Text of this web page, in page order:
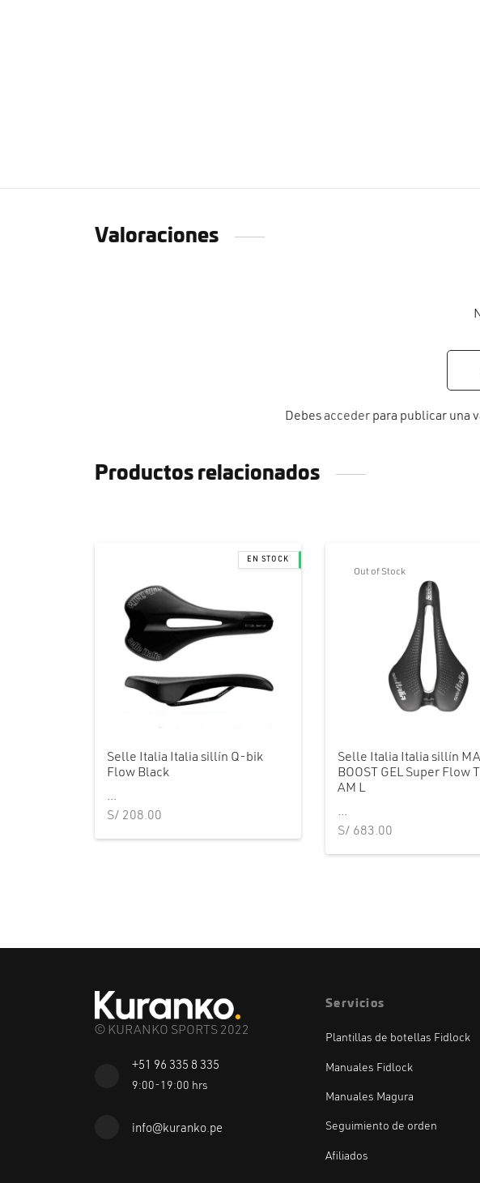
Valoraciones
Debesacceder para publicar una
Productos relacionados
Selle Italia Italia sillín Q-bik
Flow Black
...
S/ 208.00
Out of Stock
Selle Italia Italia sillín
BOOST GEL Super Flow
AM L
...
S/ 683.00
© KURANKO SPORTS 2022
+51 96 335 8 335
9:00-19:00 hrs
info@kuranko.pe
Servicios
Plantillas de botellas Fidlock
Manuales Fidlock
Manuales Magura
Seguimiento de orden
Afiliados